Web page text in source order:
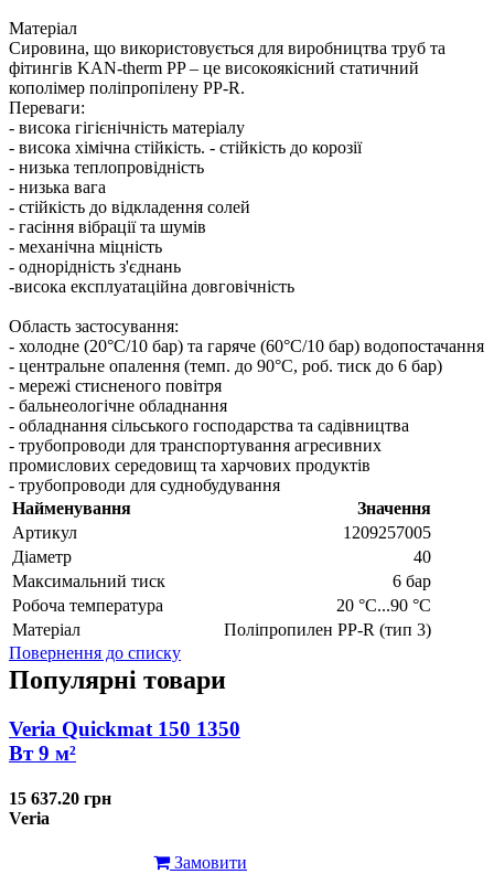
Матеріал
Сировина, що використовується для виробництва труб та
фітингів KAN-therm PP – це високоякісний статичний
кополімер поліпропілену PP-R.
Переваги: ​​
- висока гігієнічність матеріалу
- висока хімічна стійкість. - стійкість до корозії
- низька теплопровідність
- низька вага
- стійкість до відкладення солей
- гасіння вібрації та шумів
- механічна міцність
- однорідність з'єднань
-висока експлуатаційна довговічність
Область застосування:
- холодне (20°C/10 бар) та гаряче (60°C/10 бар) водопостачання
- центральне опалення (темп. до 90°C, роб. тиск до 6 бар)
- мережі стисненого повітря
- бальнеологічне обладнання
- обладнання сільського господарства та садівництва
- трубопроводи для транспортування агресивних
промислових середовищ та харчових продуктів
- трубопроводи для суднобудування
Найменування
Значення
Артикул
1209257005
Діаметр
40
Максимальний тиск
6 бар
Робоча температура
20 °C...90 °C
Матеріал
Поліпропилен PP-R (тип 3)
Повернення до списку
Популярні товари
Veria Quickmat 150 1350
Вт 9 м²
15 637.20 грн
Veria
Замовити